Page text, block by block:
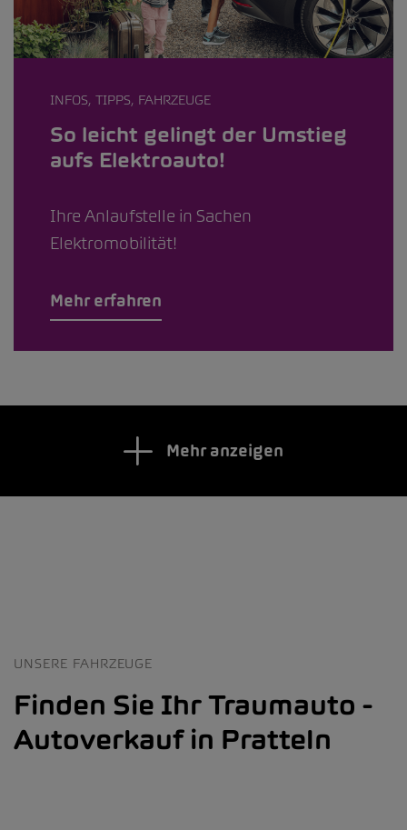
INFOS, TIPPS, FAHRZEUGE
So leicht gelingt der Umstieg
aufs Elektroauto!
Ihre Anlaufstelle in Sachen
Elektromobilität!
Mehr erfahren
Mehr anzeigen
UNSERE FAHRZEUGE
Finden Sie Ihr Traumauto -
Autoverkauf in Pratteln